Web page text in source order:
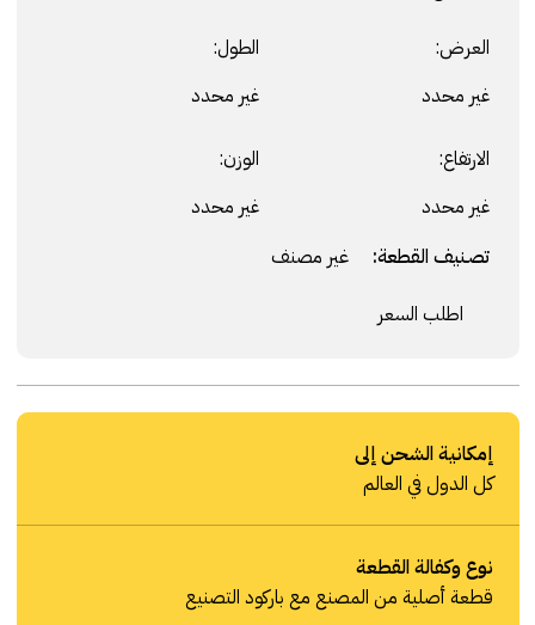
العرض:
غير محدد
الطول:
غير محدد
الارتفاع:
غير محدد
الوزن:
غير محدد
تصنيف القطعة: غير مصنف
اطلب السعر
إمكانية الشحن إلى
كل الدول في العالم
نوع وكفالة القطعة
قطعة أصلية من المصنع مع باركود التصنيع